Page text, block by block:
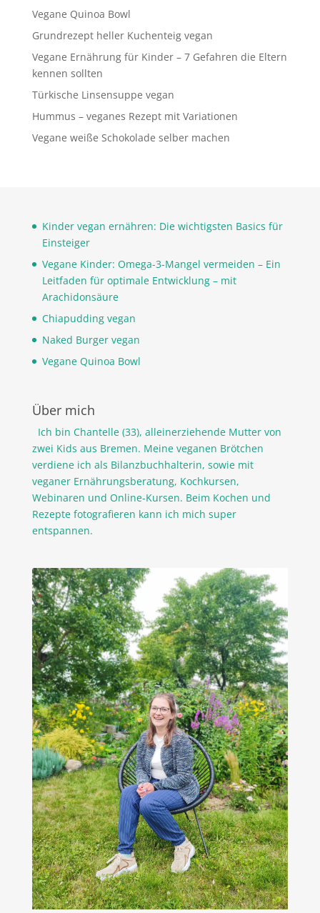
Vegane Quinoa Bowl
Grundrezept heller Kuchenteig vegan
Vegane Ernährung für Kinder – 7 Gefahren die Eltern
kennen sollten
Türkische Linsensuppe vegan
Hummus – veganes Rezept mit Variationen
Vegane weiße Schokolade selber machen
Kinder vegan ernähren: Die wichtigsten Basics für
Einsteiger
Vegane Kinder: Omega-3-Mangel vermeiden – Ein
Leitfaden für optimale Entwicklung – mit
Arachidonsäure
Chiapudding vegan
Naked Burger vegan
Vegane Quinoa Bowl
Über mich
Ich bin Chantelle (33), alleinerziehende Mutter von
zwei Kids aus Bremen. Meine veganen Brötchen
verdiene ich als Bilanzbuchhalterin, sowie mit
veganer Ernährungsberatung, Kochkursen,
Webinaren und Online-Kursen. Beim Kochen und
Rezepte fotografieren kann ich mich super
entspannen.